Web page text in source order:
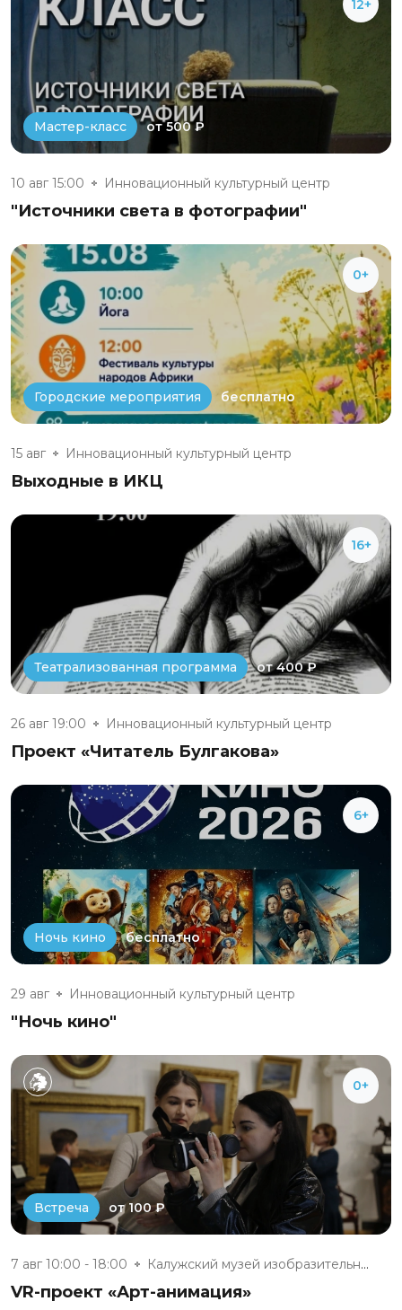
12+
Мастер-класс от 500 ₽
10 авг 15:00 Инновационный культурный центр
"Источники света в фотографии"
0+
Городские мероприятия бесплатно
15 авг Инновационный культурный центр
Выходные в ИКЦ
16+
Театрализованная программа от 400 ₽
26 авг 19:00 Инновационный культурный центр
Проект «Читатель Булгакова»
6+
Ночь кино бесплатно
29 авг Инновационный культурный центр
"Ночь кино"
0+
Встреча от 100 ₽
7 авг 10:00 - 18:00 Калужский музей изобразительны...
VR-проект «Арт-анимация»